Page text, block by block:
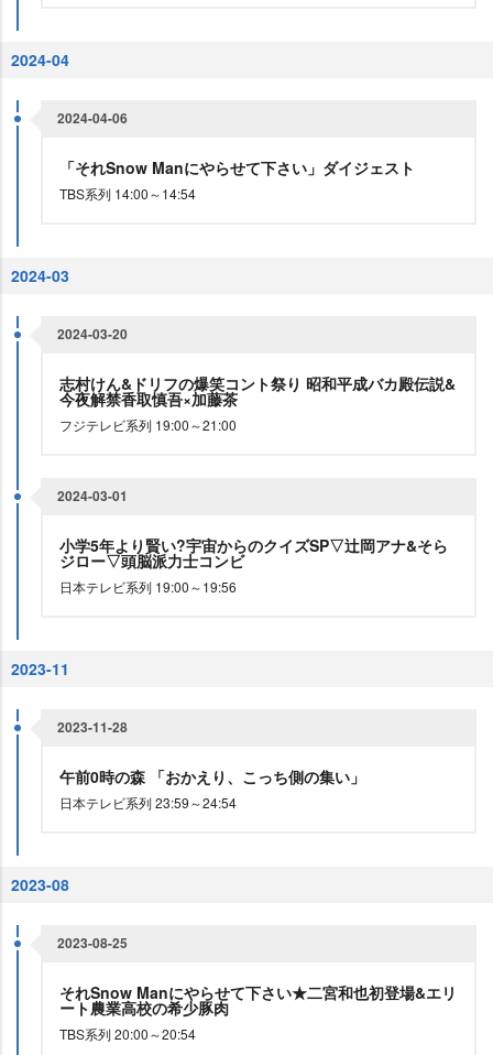
2024-04
2024-04-06
「それSnow Manにやらせて下さい」ダイジェスト
TBS系列 14:00～14:54
2024-03
2024-03-20
志村けん&ドリフの爆笑コント祭り 昭和平成バカ殿伝説&
今夜解禁香取慎吾×加藤茶
フジテレビ系列 19:00～21:00
2024-03-01
小学5年より賢い?宇宙からのクイズSP▽辻岡アナ&そら
ジロー▽頭脳派力士コンビ
日本テレビ系列 19:00～19:56
2023-11
2023-11-28
午前0時の森 「おかえり、こっち側の集い」
日本テレビ系列 23:59～24:54
2023-08
2023-08-25
それSnow Manにやらせて下さい★二宮和也初登場&エリ
ート農業高校の希少豚肉
TBS系列 20:00～20:54